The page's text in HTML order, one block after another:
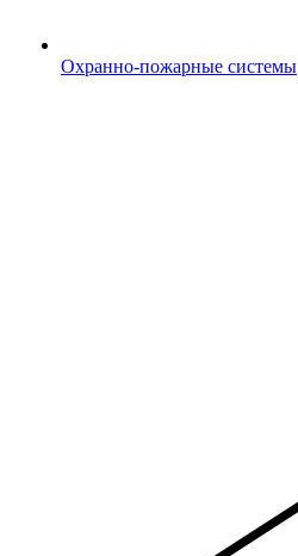
Охранно-пожарные системы